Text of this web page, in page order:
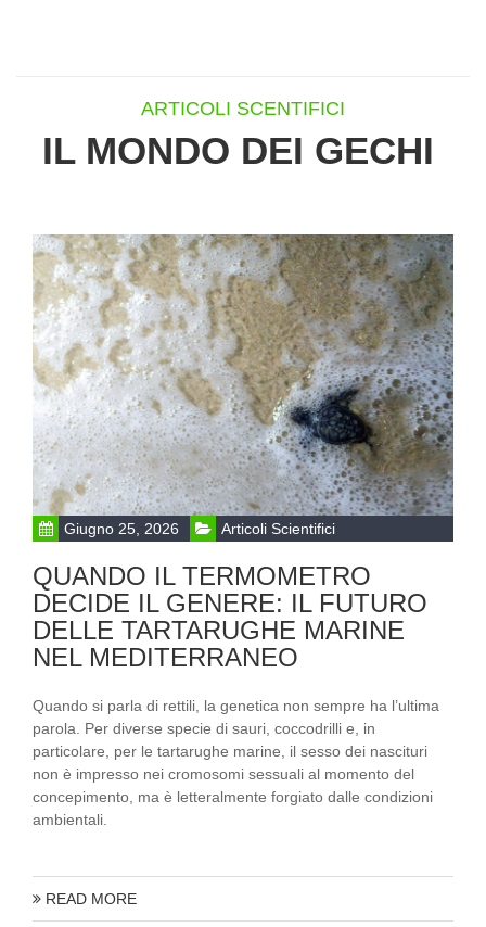
ARTICOLI SCENTIFICI
IL MONDO DEI GECHI
Giugno 25, 2026 Articoli Scientifici
QUANDO IL TERMOMETRO
DECIDE IL GENERE: IL FUTURO
DELLE TARTARUGHE MARINE
NEL MEDITERRANEO
Quando si parla di rettili, la genetica non sempre ha l’ultima
parola. Per diverse specie di sauri, coccodrilli e, in
particolare, per le tartarughe marine, il sesso dei nascituri
non è impresso nei cromosomi sessuali al momento del
concepimento, ma è letteralmente forgiato dalle condizioni
ambientali.
READ MORE